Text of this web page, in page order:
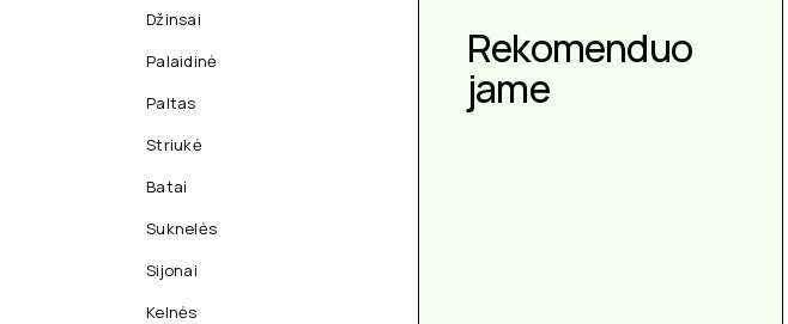
Džinsai
Palaidinė
Paltas
Striukė
Batai
Suknelės
Sijonai
Kelnės
Rekomenduo
jame